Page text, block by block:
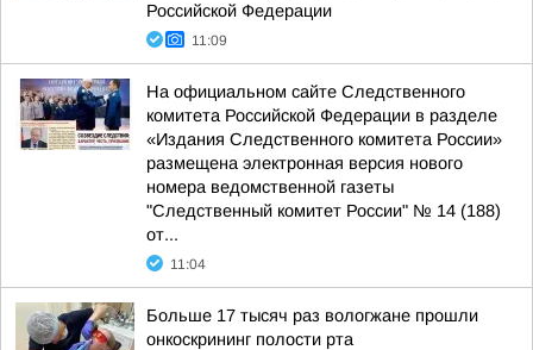
Российской Федерации
11:09
На официальном сайте Следственного
комитета Российской Федерации в разделе
«Издания Следственного комитета России»
размещена электронная версия нового
номера ведомственной газеты
"Следственный комитет России" № 14 (188)
от...
11:04
Больше 17 тысяч раз вологжане прошли
онкоскрининг полости рта